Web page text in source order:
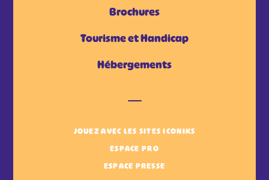
Brochures
Tourisme et Handicap
Hébergements
JOUEZ AVEC LES SITES ICONIKS
ESPACE PRO
ESPACE PRESSE